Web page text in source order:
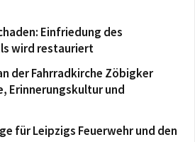
Einfriedung des
wird restauriert
der Fahrradkirche Zöbigker
Erinnerungskultur und
für Leipzigs Feuerwehr und den